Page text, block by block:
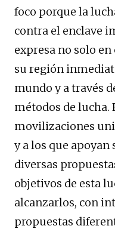
foco porque la
contra el enclave
expresa no solo
su región
mundo y a través
métodos de lucha.
movilizaciones
y a los que
diversas
objetivos de esta
alcanzarlos, con
propuestas